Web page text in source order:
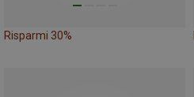
Risparmi 30%